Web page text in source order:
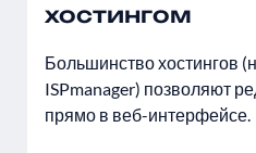
хостингом
Большинство хостингов
ISPmanager) позволяют
прямо в веб-интерфейсе.